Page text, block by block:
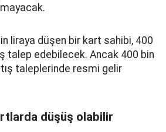
liraya düşen bir kart sahibi, 400
talep edebilecek. Ancak 400 bin
taleplerinde resmi gelir
düşüş olabilir